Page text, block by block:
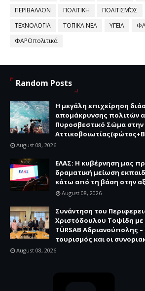
ΠΕΡΙΒΑΛΛΟΝ
ΠΟΛΙΤΙΚΗ ΠΟΛΙΤΙΣΜΌΣ
ΤΕΧΝΟΛΟΓΙΑ
ΤΟΠΙΚΑ ΝΕΑ ΥΓΕΙΑ
ΦΑΡΟπολιτικά
Random Posts
Η μεγάλη επιχείρηση
απομάκρυνσης πολιτών
Πυροσβεστικό Σώμα στην
August 08, 2026
ΕΛΑΣ: Η κυβέρνηση μας
δραματική μείωση
κάτω από τη βάση στην
August 08, 2026
Συνάντηση του
Χριστόδουλου Τοψίδη
TÜRSAB Αδριανούπολης
τουρισμός και οι
August 08, 2026